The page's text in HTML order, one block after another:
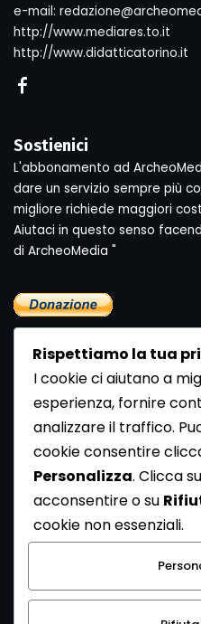
e-mail:
http://www.mediares.to.it
http://www.didatticatorino.it
Sostienici
L'abbonamento ad
dare un servizio sempre più
migliore richiede maggiori
Aiutaci in questo senso
di ArcheoMedia "
Newsletter
Se vuoi ricevere la Rivista
dalla Redazione di
Newsletter [Clicca Qui]
Con l'invio del messaggio
l’informativa sulla privacy e
dei propri dati personali.
Rispettiamo la tua
I cookie ci aiutano a
esperienza, fornire
analizzare il traffico.
cookie consentire
Personalizza. Clicca su
acconsentire o su
cookie non essenziali.